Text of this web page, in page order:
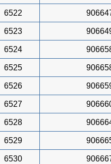
6522
6523
6524
6525
6526
6527
6528
6529
6530